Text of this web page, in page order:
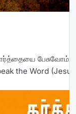
பேசுவோம்…
the Word